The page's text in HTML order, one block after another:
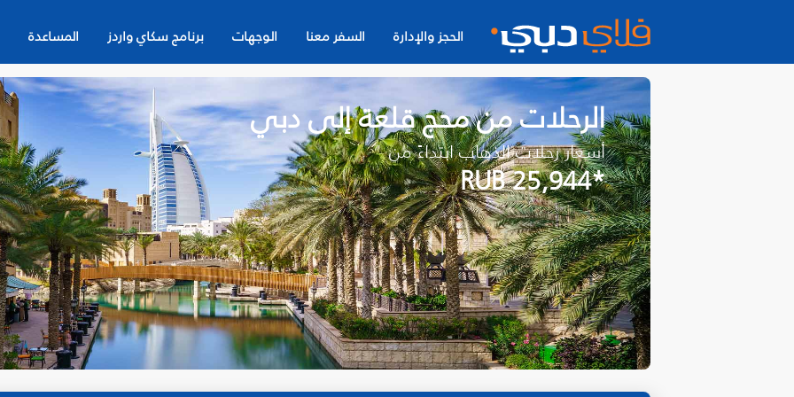
الحجز والإدارة السفر معنا الوجهات برنامج سكاي واردز المساعدة
الرحلات من محج قلعة إلى دبي
أسعار رحلات الذهاب ابتداءً من
*RUB 25,944